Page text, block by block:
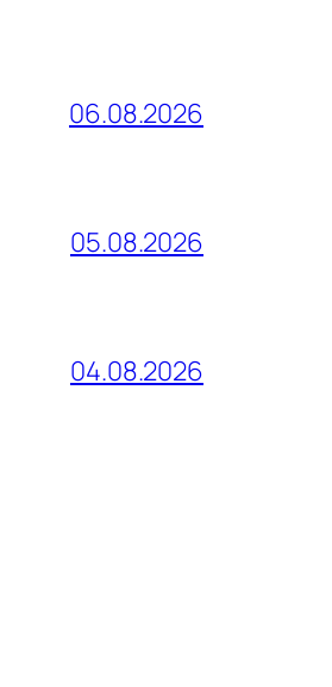
06.08.2026
05.08.2026
04.08.2026